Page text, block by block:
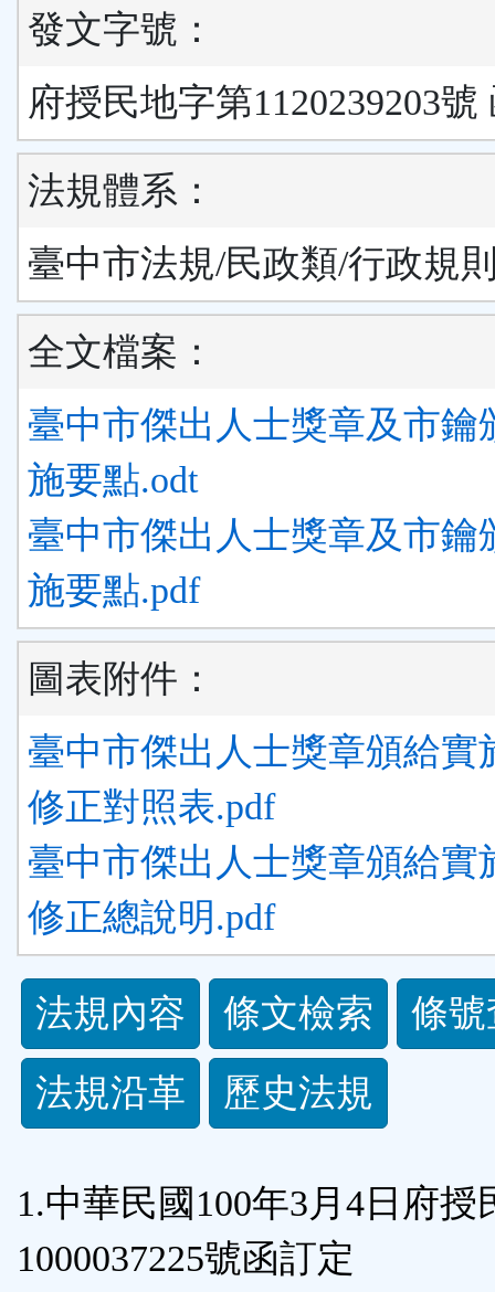
發文字號：
府授民地字第1120239203號
法規體系：
臺中市法規/民政類/行政規
全文檔案：
臺中市傑出人士獎章及市鑰
施要點.odt
臺中市傑出人士獎章及市鑰
施要點.pdf
圖表附件：
臺中市傑出人士獎章頒給實
修正對照表.pdf
臺中市傑出人士獎章頒給實
修正總說明.pdf
法
規
功
按
鈕
法規內容 條文檢索
條
法規沿革
歷史法規
1.中華民國100年3月4日府授
1000037225號函訂定